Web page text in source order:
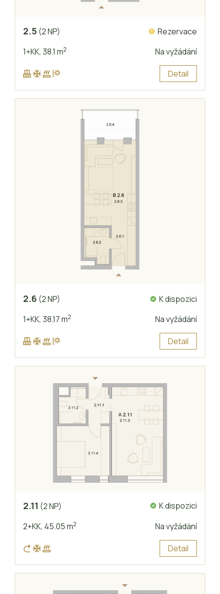
2.5 (2 NP)
Rezervace
1+KK, 38.1 m2 Na vyžádání
Detail
2.6 (2 NP)
K dispozici
1+KK, 38.17 m2 Na vyžádání
Detail
2.11 (2 NP)
K dispozici
2+KK, 45.05 m2 Na vyžádání
Detail